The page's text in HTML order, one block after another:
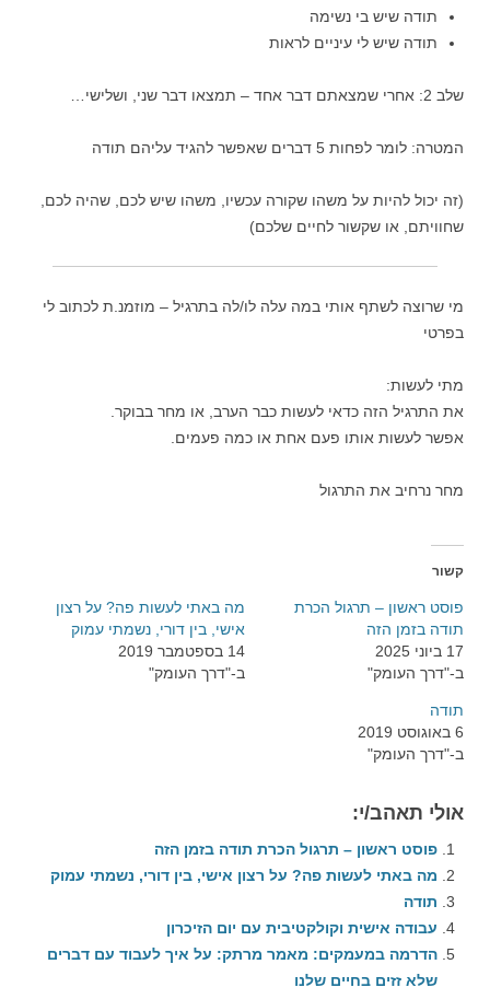
תודה שיש בי נשימה
תודה שיש לי עיניים לראות
שלב 2: אחרי שמצאתם דבר אחד – תמצאו דבר שני, ושלישי…
המטרה: לומר לפחות 5 דברים שאפשר להגיד עליהם תודה
(זה יכול להיות על משהו שקורה עכשיו, משהו שיש לכם, שהיה לכם,
שחוויתם, או שקשור לחיים שלכם)
מי שרוצה לשתף אותי במה עלה לו/לה בתרגיל – מוזמנ.ת לכתוב לי
בפרטי
מתי לעשות:
את התרגיל הזה כדאי לעשות כבר הערב, או מחר בבוקר.
אפשר לעשות אותו פעם אחת או כמה פעמים.
מחר נרחיב את התרגול
קשור
פוסט ראשון – תרגול הכרת
תודה בזמן הזה
17 ביוני 2025
ב-"דרך העומק"
מה באתי לעשות פה? על רצון
אישי, בין דורי, נשמתי עמוק
14 בספטמבר 2019
ב-"דרך העומק"
תודה
6 באוגוסט 2019
ב-"דרך העומק"
אולי תאהב/י:
פוסט ראשון – תרגול הכרת תודה בזמן הזה
מה באתי לעשות פה? על רצון אישי, בין דורי, נשמתי עמוק
תודה
עבודה אישית וקולקטיבית עם יום הזיכרון
הדרמה במעמקים: מאמר מרתק: על איך לעבוד עם דברים
שלא זזים בחיים שלנו